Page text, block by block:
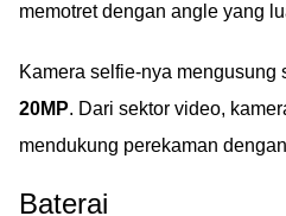
memotret dengan angle yang
Kamera selfie-nya mengusung
20MP. Dari sektor video,
mendukung perekaman dengan
Baterai